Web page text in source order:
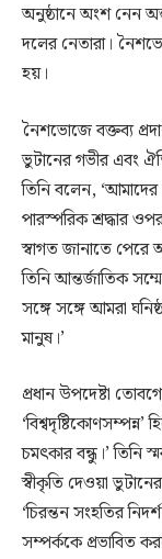
অনুষ্ঠানে অংশ নেন
দলের নেতারা।
হয়।
নৈশভোজে বক্তব্য
ভুটানের গভীর এবং
তিনি বলেন, ‘আমাদের
পারস্পরিক শ্রদ্ধার
স্বাগত জানাতে
তিনি আন্তর্জাতিক
সঙ্গে সঙ্গে আমরা
মানুষ।’
প্রধান উপদেষ্টা
চমৎকার বন্ধু।’ তিনি
স্বীকৃতি দেওয়া
‘চিরন্তন সংহতির
সম্পর্ককে প্রভাবিত